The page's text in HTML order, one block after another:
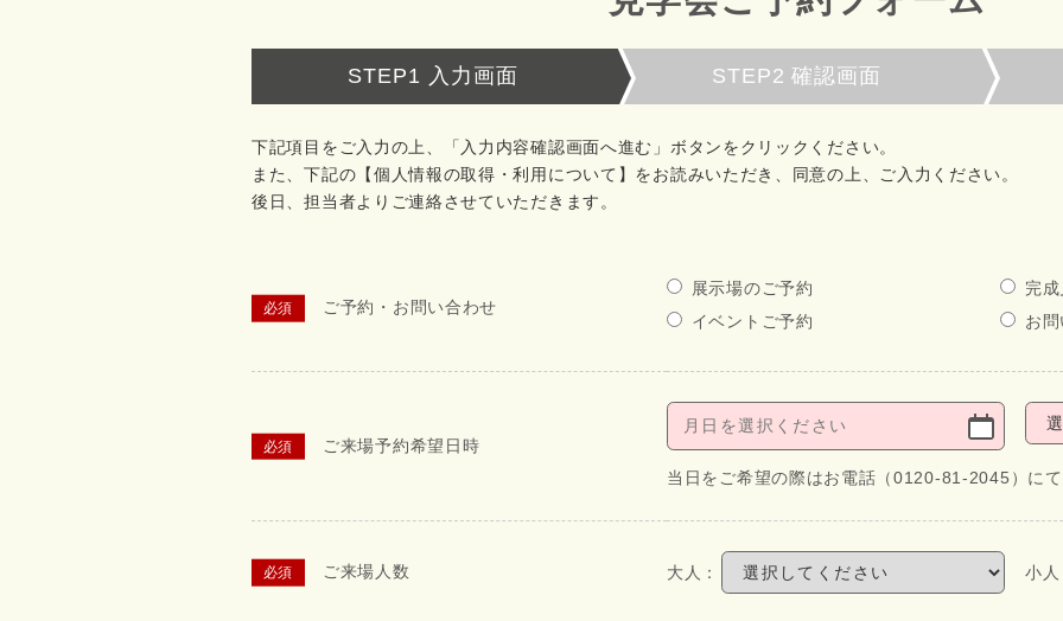
STEP1 入力画面 STEP2確認画面
下記項目をご入力の上、「入力内容確認画面へ進む」ボタンをクリックください。
また、下記の【個人情報の取得・利用について】をお読みいただき、同意の上、ご入力ください。
後日、担当者よりご連絡させていただきます。
ご予約・お問い合わせ
展示場のご予約
完
イベントご予約
お
ご来場予約希望日時
当日をご希望の際はお電話（0120-81-2045）にて
ご来場人数